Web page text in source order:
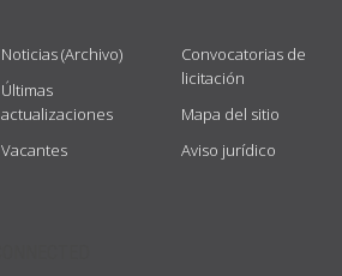
Noticias (Archivo)
Últimas
actualizaciones
Vacantes
Convocatorias de
licitación
Mapa del sitio
Aviso jurídico